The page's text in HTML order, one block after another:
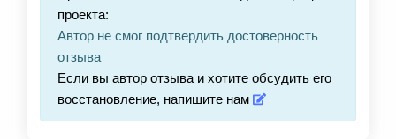
проекта:
Автор не смог подтвердить достоверность
отзыва
Если вы автор отзыва и хотите обсудить его
восстановление, напишите нам